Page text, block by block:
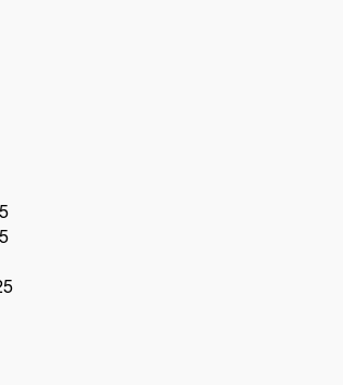
ধামে ১৫ দিনব্যাপী তারকব্রহ্ম